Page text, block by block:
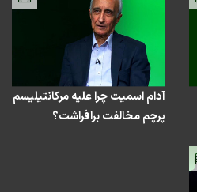
آدام اسمیت چرا علیه مرکانتیلیسم
پرچم مخالفت برافراشت؟